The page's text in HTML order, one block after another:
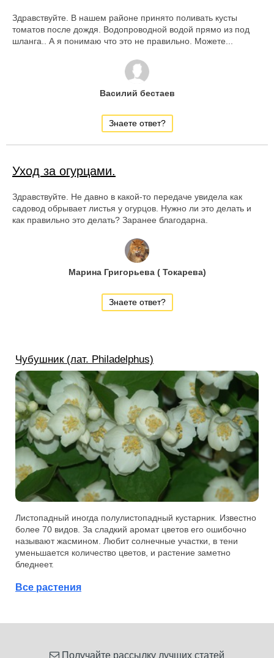
Здравствуйте. В нашем районе принято поливать кусты
томатов после дождя. Водопроводной водой прямо из под
шланга.. А я понимаю что это не правильно. Можете...
Василий бестаев
Знаете ответ?
Уход за огурцами.
Здравствуйте. Не давно в какой-то передаче увидела как
садовод обрывает листья у огурцов. Нужно ли это делать и
как правильно это делать? Заранее благодарна.
Марина Григорьева ( Токарева)
Знаете ответ?
Чубушник (лат. Philadelphus)
Листопадный иногда полулистопадный кустарник. Известно
более 70 видов. За сладкий аромат цветов его ошибочно
называют жасмином. Любит солнечные участки, в тени
уменьшается количество цветов, и растение заметно
бледнеет.
Все растения
Получайте рассылку лучших статей